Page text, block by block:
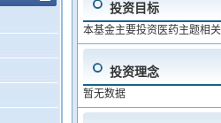
投资目标
本基金主要投资医药主题相
投资理念
暂无数据